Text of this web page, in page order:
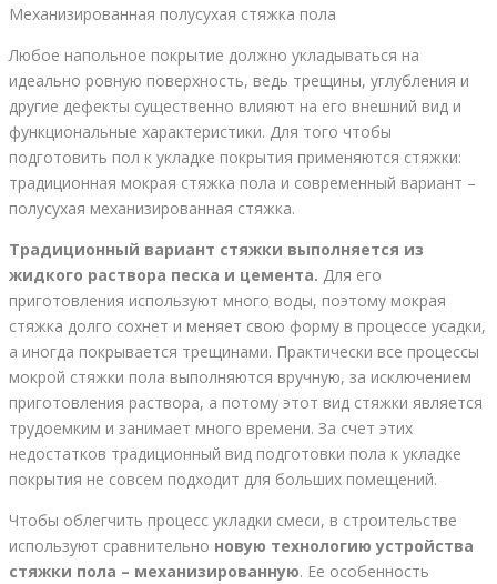
Механизированная полусухая стяжка пола
Любое напольное покрытие должно укладываться на
идеально ровную поверхность, ведь трещины, углубления и
другие дефекты существенно влияют на его внешний вид и
функциональные характеристики. Для того чтобы
подготовить пол к укладке покрытия применяются стяжки:
традиционная мокрая стяжка пола и современный вариант –
полусухая механизированная стяжка.
Традиционный вариант стяжки выполняется из
жидкого раствора песка и цемента. Для его
приготовления используют много воды, поэтому мокрая
стяжка долго сохнет и меняет свою форму в процессе усадки,
а иногда покрывается трещинами. Практически все процессы
мокрой стяжки пола выполняются вручную, за исключением
приготовления раствора, а потому этот вид стяжки является
трудоемким и занимает много времени. За счет этих
недостатков традиционный вид подготовки пола к укладке
покрытия не совсем подходит для больших помещений.
Чтобы облегчить процесс укладки смеси, в строительстве
используют сравнительно новую технологию устройства
стяжки пола – механизированную. Ее особенность